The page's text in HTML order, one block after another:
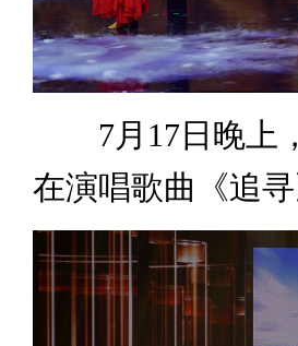
7月17日晚上，
在演唱歌曲《追